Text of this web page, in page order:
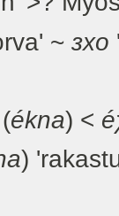
~ зxo
(ékna) <
)